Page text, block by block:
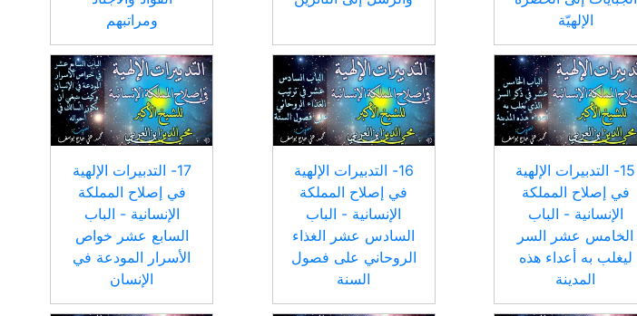
الإلهيّة
ومراتبهم
15- التدبيرات الإلهية
في إصلاح المملكة
الإنسانية - الباب
الخامس عشر السر
ليغلب به أعداء هذه
المدينة
16- التدبيرات الإلهية
في إصلاح المملكة
الإنسانية - الباب
السادس عشر الغذاء
الروحاني على فصول
السنة
17- التدبيرات الإلهية
في إصلاح المملكة
الإنسانية - الباب
السابع عشر خواص
الأسرار المودعة في
الإنسان